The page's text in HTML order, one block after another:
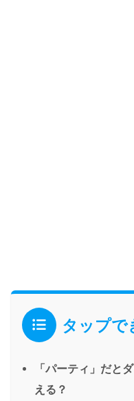
タップで
「パーティ」だと
える？